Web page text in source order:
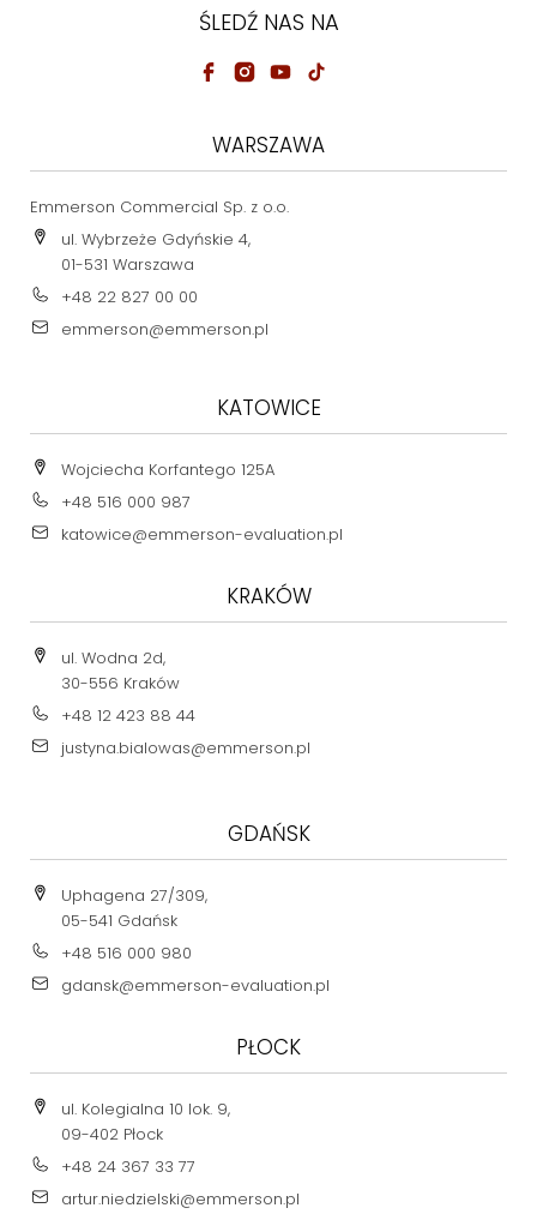
ŚLEDŹ NAS NA
WARSZAWA
Emmerson Commercial Sp. z o.o.
ul. Wybrzeże Gdyńskie 4,
01-531 Warszawa
+48 22 827 00 00
emmerson@emmerson.pl
KATOWICE
Wojciecha Korfantego 125A
+48 516 000 987
katowice@emmerson-evaluation.pl
KRAKÓW
ul. Wodna 2d,
30-556 Kraków
+48 12 423 88 44
justyna.bialowas@emmerson.pl
GDAŃSK
Uphagena 27/309,
05-541 Gdańsk
+48 516 000 980
gdansk@emmerson-evaluation.pl
PŁOCK
ul. Kolegialna 10 lok. 9,
09-402 Płock
+48 24 367 33 77
artur.niedzielski@emmerson.pl